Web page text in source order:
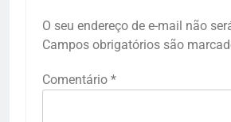
O seu endereço de e-mail não
Campos obrigatórios são
Comentário *